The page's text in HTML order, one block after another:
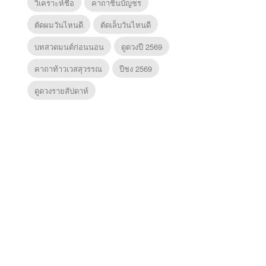
วิเคราะห์ชื่อ
คาถาชินบัญชร
ตัดผมวันไหนดี
ตัดเล็บวันไหนดี
บทสวดมนต์ก่อนนอน
ดูดวงปี 2569
คาถาท้าวเวสสุวรรณ
ปีชง 2569
ดูดวงรายสัปดาห์